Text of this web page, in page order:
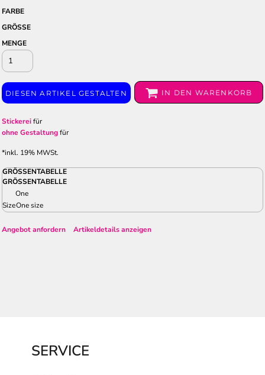
FARBE
GRÖSSE
MENGE
DIESEN ARTIKEL GESTALTEN IN DEN WARENKORB
Stickereifür
ohne Gestaltungfür
*inkl. 19% MWSt.
GRÖSSENTABELLE
GRÖSSENTABELLE
One
SizeOne size
Angebot anfordern Artikeldetails anzeigen
SERVICE